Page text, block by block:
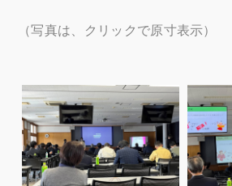
（写真は、クリックで原寸表示）